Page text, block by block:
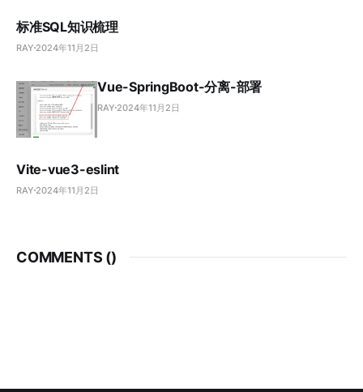
标准SQL知识梳理
RAY 2024年11月2日
Vue-SpringBoot-分离-部署
RAY 2024年11月2日
Vite-vue3-eslint
RAY 2024年11月2日
COMMENTS ()